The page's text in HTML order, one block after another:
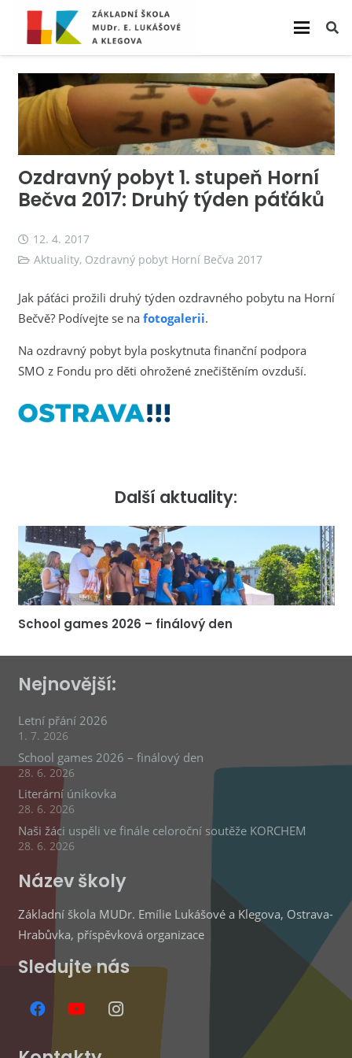
Ozdravný pobyt 1. stupeň Horní
Bečva 2017: Druhý týden páťáků
12. 4. 2017
Aktuality, Ozdravný pobyt Horní Bečva 2017
Jak páťáci prožili druhý týden ozdravného pobytu na Horní
Bečvě? Podívejte se na fotogalerii.
Na ozdravný pobyt byla poskytnuta finanční podpora
SMO z Fondu pro děti ohrožené znečištěním ovzduší.
Další aktuality:
School games 2026 – finálový den
Nejnovější:
Letní přání 2026
1. 7. 2026
School games 2026 – finálový den
28. 6. 2026
Literární únikovka
28. 6. 2026
Naši žáci uspěli ve finále celoroční soutěže KORCHEM
28. 6. 2026
Název školy
Základní škola MUDr. Emílie Lukášové a Klegova, Ostrava-
Hrabůvka, příspěvková organizace
Sledujte nás